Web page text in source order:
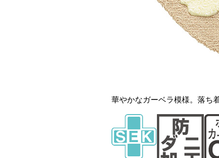
華やかなガーベラ模様。落ち